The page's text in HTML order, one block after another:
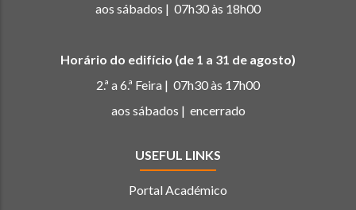
aos sábados | 07h30 às 18h00
Horário do edifício (de 1 a 31 de agosto)
2.ª a 6.ª Feira | 07h30 às 17h00
aos sábados | encerrado
USEFUL LINKS
Portal Académico